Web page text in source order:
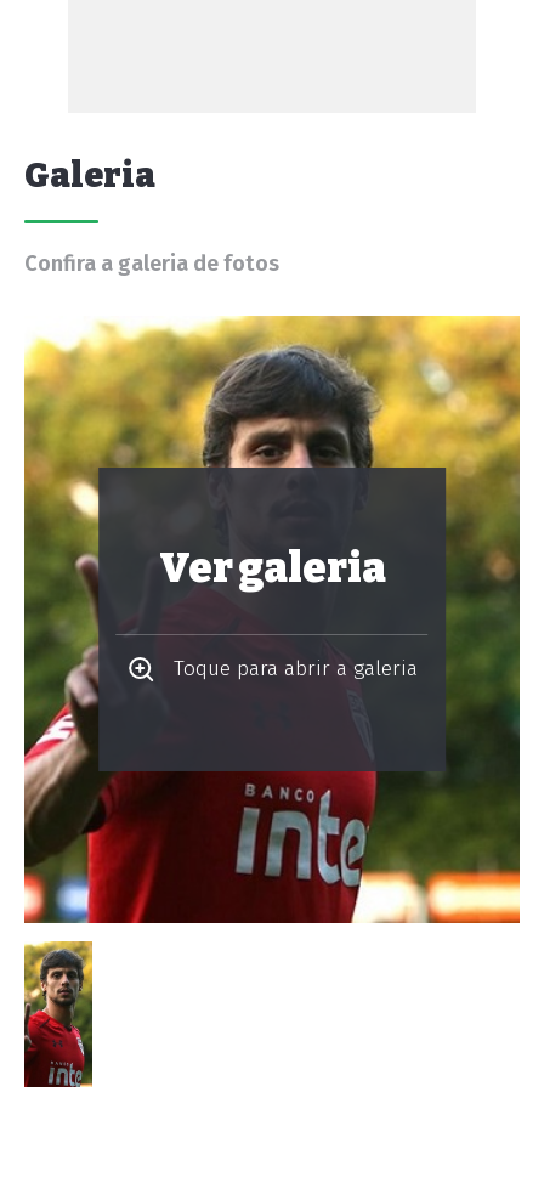
Galeria
Confira a galeria de fotos
Ver galeria
Toque para abrir a galeria